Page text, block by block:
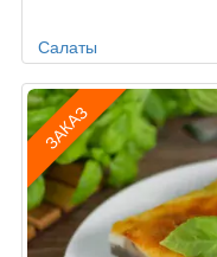
Салаты
ЗАКАЗ